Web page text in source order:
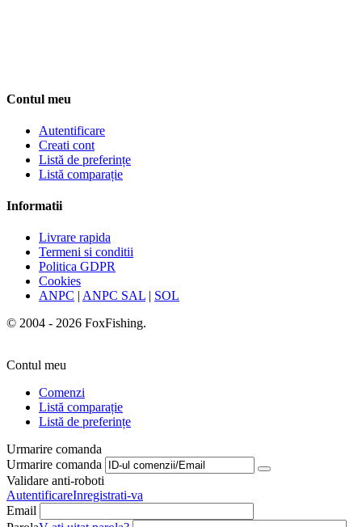
Contul meu
Autentificare
Creati cont
Listă de preferințe
Listă comparație
Informatii
Livrare rapida
Termeni si conditii
Politica GDPR
Cookies
ANPC | ANPC SAL | SOL
© 2004 - 2026 FoxFishing.
Contul meu
Comenzi
Listă comparație
Listă de preferințe
Urmarire comanda
Urmarire comanda
Validare anti-roboti
AutentificareInregistrati-va
Email